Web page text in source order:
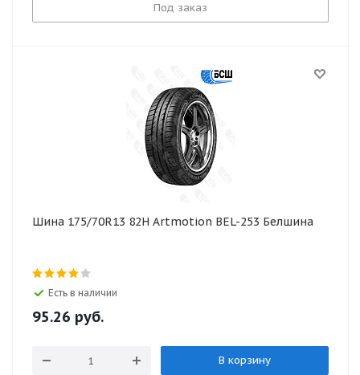
Под заказ
Шина 175/70R13 82H Artmotion BEL-253 Белшина
Есть в наличии
95.26 руб.
В корзину